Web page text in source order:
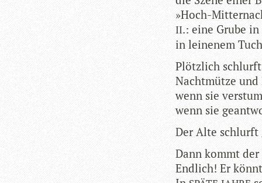
»Hoch-
II.: eine Grube
in lei­ne­nem
Plötz­lich
Nacht­mütze
wenn sie
wenn sie
Der Alte schlurft
Dann kommt
End­lich! Er